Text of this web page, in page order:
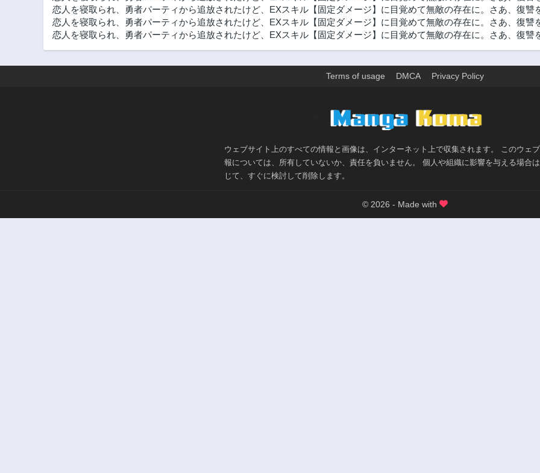
恋人を寝取られ、勇者パーティから追放されたけど、EXスキル【固定ダメージ】に目覚めて無敵の存在に。さあ、復讐
恋人を寝取られ、勇者パーティから追放されたけど、EXスキル【固定ダメージ】に目覚めて無敵の存在に。さあ、復讐
恋人を寝取られ、勇者パーティから追放されたけど、EXスキル【固定ダメージ】に目覚めて無敵の存在に。さあ、復讐
Terms of usage DMCA Privacy Policy
ウェブサイト上のすべての情報と画像は、インターネット上で収集されます。 このウェ
報については、所有していないか、責任を負いません。 個人や組織に影響を与える場合
じて、すぐに検討して削除します。
© 2026 - Made with